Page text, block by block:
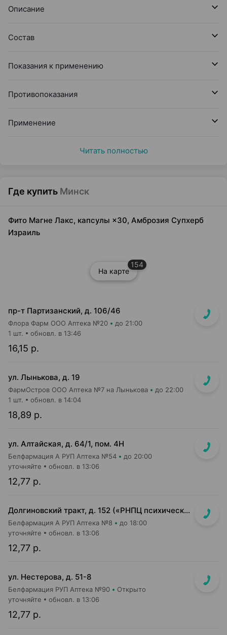
Описание
Состав
Показания к применению
Противопоказания
Применение
Читать полностью
Где купить Минск
Фито Магне Лакс, капсулы ×30, Амброзия Супхерб
Израиль
На карте
154
пр-т Партизанский, д. 106/46
Флора Фарм ООО Аптека №20 до 21:00
16,15 р.
1 шт. обновл. в 13:46
ул. Лынькова, д. 19
ФармОстров ООО Аптека №7 на Лынькова до 22:00
18,89 р.
1 шт. обновл. в 14:04
ул. Алтайская, д. 64/1, пом. 4Н
Белфармация А РУП Аптека №54 до 20:00
12,77 р.
уточняйте обновл. в 13:06
Долгиновский тракт, д. 152 («РНПЦ психического здоровья»)
Белфармация А РУП Аптека №8 до 18:00
12,77 р.
уточняйте обновл. в 13:06
ул. Нестерова, д. 51-8
Белфармация РУП Аптека №90 Открыто
12,77 р.
уточняйте обновл. в 13:06